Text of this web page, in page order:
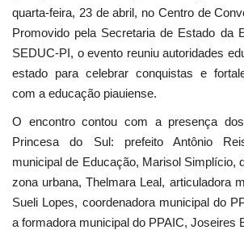
quarta-feira, 23 de abril, no Centro de
Promovido pela Secretaria de Estado da
SEDUC-PI, o evento reuniu autoridades
estado para celebrar conquistas e
com a educação piauiense.
O encontro contou com a presença
Princesa do Sul: prefeito Antônio
municipal de Educação, Marisol Simplício,
zona urbana, Thelmara Leal, articuladora
Sueli Lopes, coordenadora municipal do
a formadora municipal do PPAIC, Joseires